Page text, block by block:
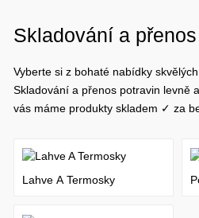
Skladování a
Vyberte si z bohaté nabídky
Skladování a přenos potravin levně
vás máme produkty skladem ✓ za
Lahve A Termosky